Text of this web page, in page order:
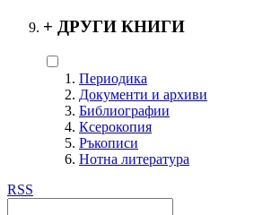
+ ДРУГИ КНИГИ
Периодика
Документи и архиви
Библиографии
Ксерокопия
Ръкописи
Нотна литература
RSS